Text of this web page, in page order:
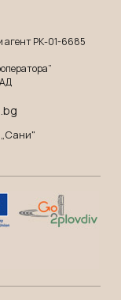
агент РК-01-6685